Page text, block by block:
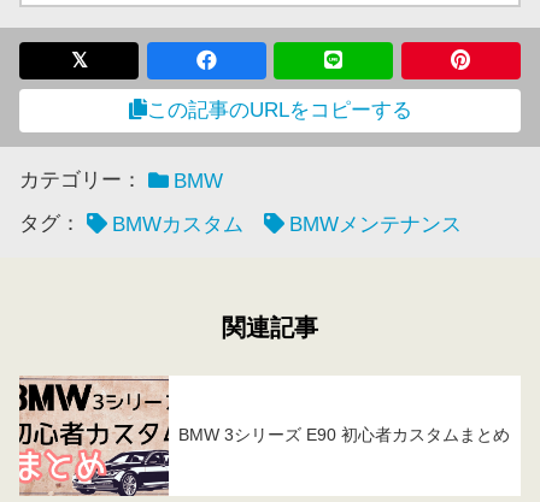
この記事のURLをコピーする
カテゴリー：
BMW
タグ：
BMWカスタム BMWメンテナンス
関連記事
BMW 3シリーズ E90 初心者カスタムまとめ